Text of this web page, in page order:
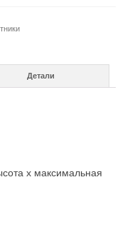
Детали
x максимальная